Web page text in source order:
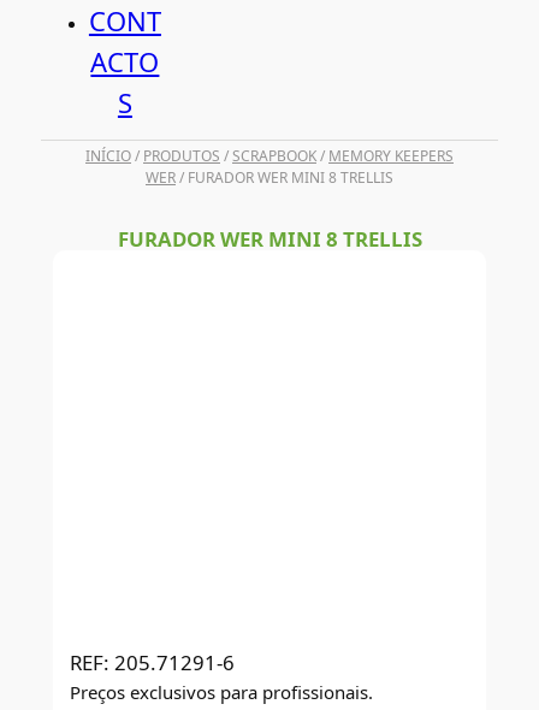
CONT
ACTO
S
INÍCIO/ PRODUTOS /SCRAPBOOK/ MEMORY KEEPERS
WER/ FURADOR WER MINI 8 TRELLIS
FURADOR WER MINI 8 TRELLIS
REF: 205.71291-6
Preços exclusivos para profissionais.